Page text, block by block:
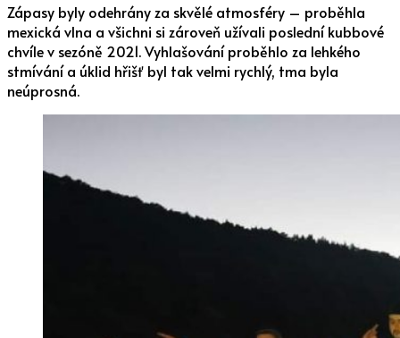
Zápasy byly odehrány za skvělé atmosféry – proběhla
mexická vlna a všichni si zároveň užívali poslední kubbové
chvíle v sezóně 2021. Vyhlašování proběhlo za lehkého
stmívání a úklid hřišť byl tak velmi rychlý, tma byla
neúprosná.